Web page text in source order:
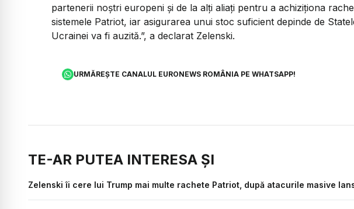
partenerii noștri europeni și de la alți aliați pentru a achiziționa
sistemele Patriot, iar asigurarea unui stoc suficient depinde de
Ucrainei va fi auzită.”, a declarat Zelenski.
URMĂREȘTE CANALUL EURONEWS ROMÂNIA PE WHATSAPP!
TE-AR PUTEA INTERESA ȘI
Zelenski îi cere lui Trump mai multe rachete Patriot, după atacurile masive